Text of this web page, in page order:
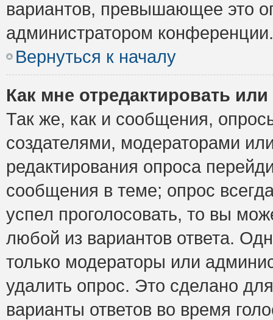
вариантов, превышающее это
администратором конференции.
Вернуться к началу
Как мне отредактировать
Так же, как и сообщения,
создателями, модераторами
редактирования опроса
сообщения в теме; опрос
успел проголосовать, то вы
любой из вариантов ответа.
только модераторы или
удалить опрос. Это сделано
варианты ответов во время